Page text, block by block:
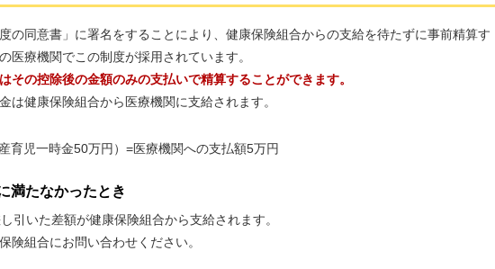
の同意書」に署名をすることにより、健康保険組合からの支給を待たずに事前精算す
医療機関でこの制度が採用されています。
その控除後の金額のみの支払いで精算することができます。
は健康保険組合から医療機関に支給されます。
育児一時金50万円）=医療機関への支払額5万円
満たなかったとき
引いた差額が健康保険組合から支給されます。
険組合にお問い合わせください。